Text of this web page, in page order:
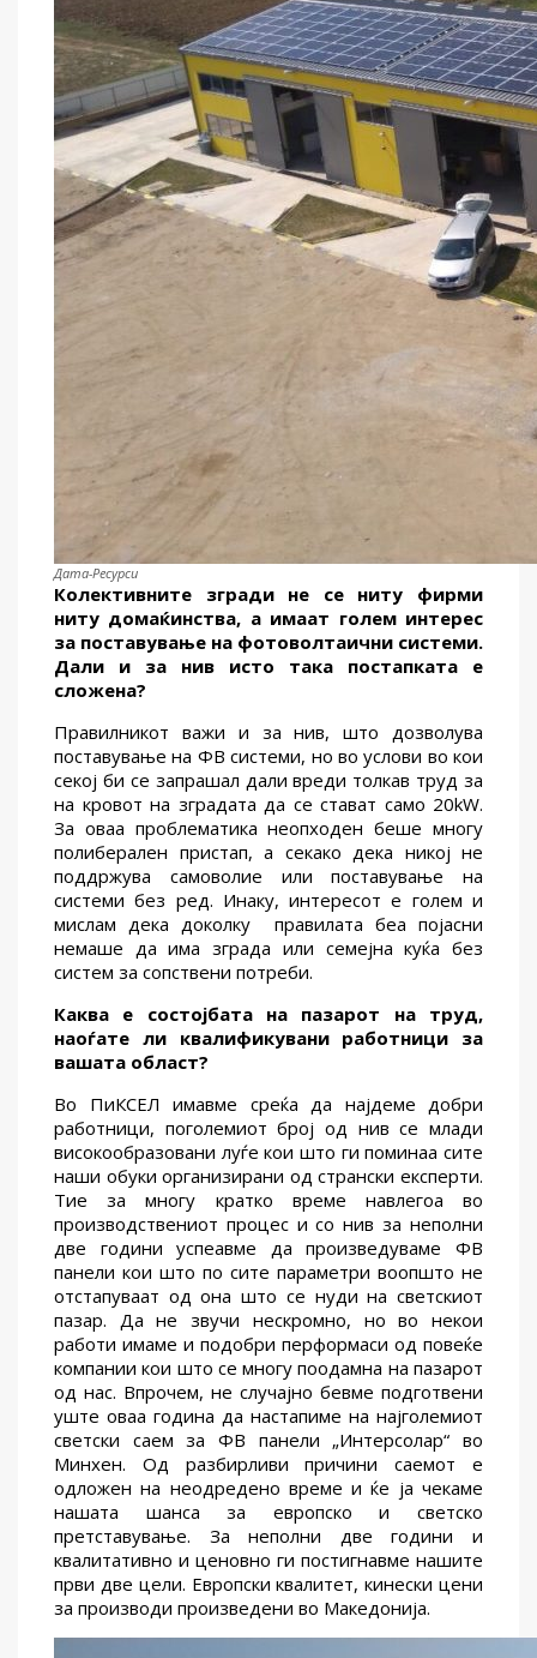
Дата-Ресурси
Колективните зградине се ниту фирми
ниту домаќинства, а имаат голем интерес
за поставување на фотоволтаични системи.
Дали и за нив исто така постапката е
сложена?
Правилникот важи и за нив, што дозволува
поставување на ФВ системи, но во услови во кои
секој би се запрашал дали вреди толкав труд за
на кровот на зградата да се стават само 20kW.
За оваа проблематика неопходен беше многу
полиберален пристап, а секако дека никој не
поддржува самоволие или поставување на
системи без ред. Инаку, интересот е голем и
мислам дека доколку правилата беа појасни
немаше да има зграда или семејна куќа без
систем за сопствени потреби.
Каква е состојбата на пазарот на труд,
наоѓате ли квалификувани работници за
вашата област?
Во ПиКСЕЛ имавме среќа да најдеме добри
работници, поголемиот број од нив се млади
високообразовани луѓе кои што ги поминаа сите
наши обуки организирани од странски експерти.
Тие за многу кратко време навлегоа во
производствениот процес и со нив за неполни
две години успеавме да произведуваме ФВ
панели кои што по сите параметри воопшто не
отстапуваат од она што се нуди на светскиот
пазар. Да не звучи нескромно, но во некои
работи имаме и подобри перформаси од повеќе
компании кои што се многу поодамна на пазарот
од нас. Впрочем, не случајно бевме подготвени
уште оваа година да настапиме на најголемиот
светски саем за ФВ панели „Интерсолар“ во
Минхен. Од разбирливи причини саемот е
одложен на неодредено време и ќе ја чекаме
нашата шанса за европско и светско
претставување. За неполни две години и
квалитативно и ценовно ги постигнавме нашите
први две цели. Европски квалитет, кинески цени
за производи произведени во Македонија.